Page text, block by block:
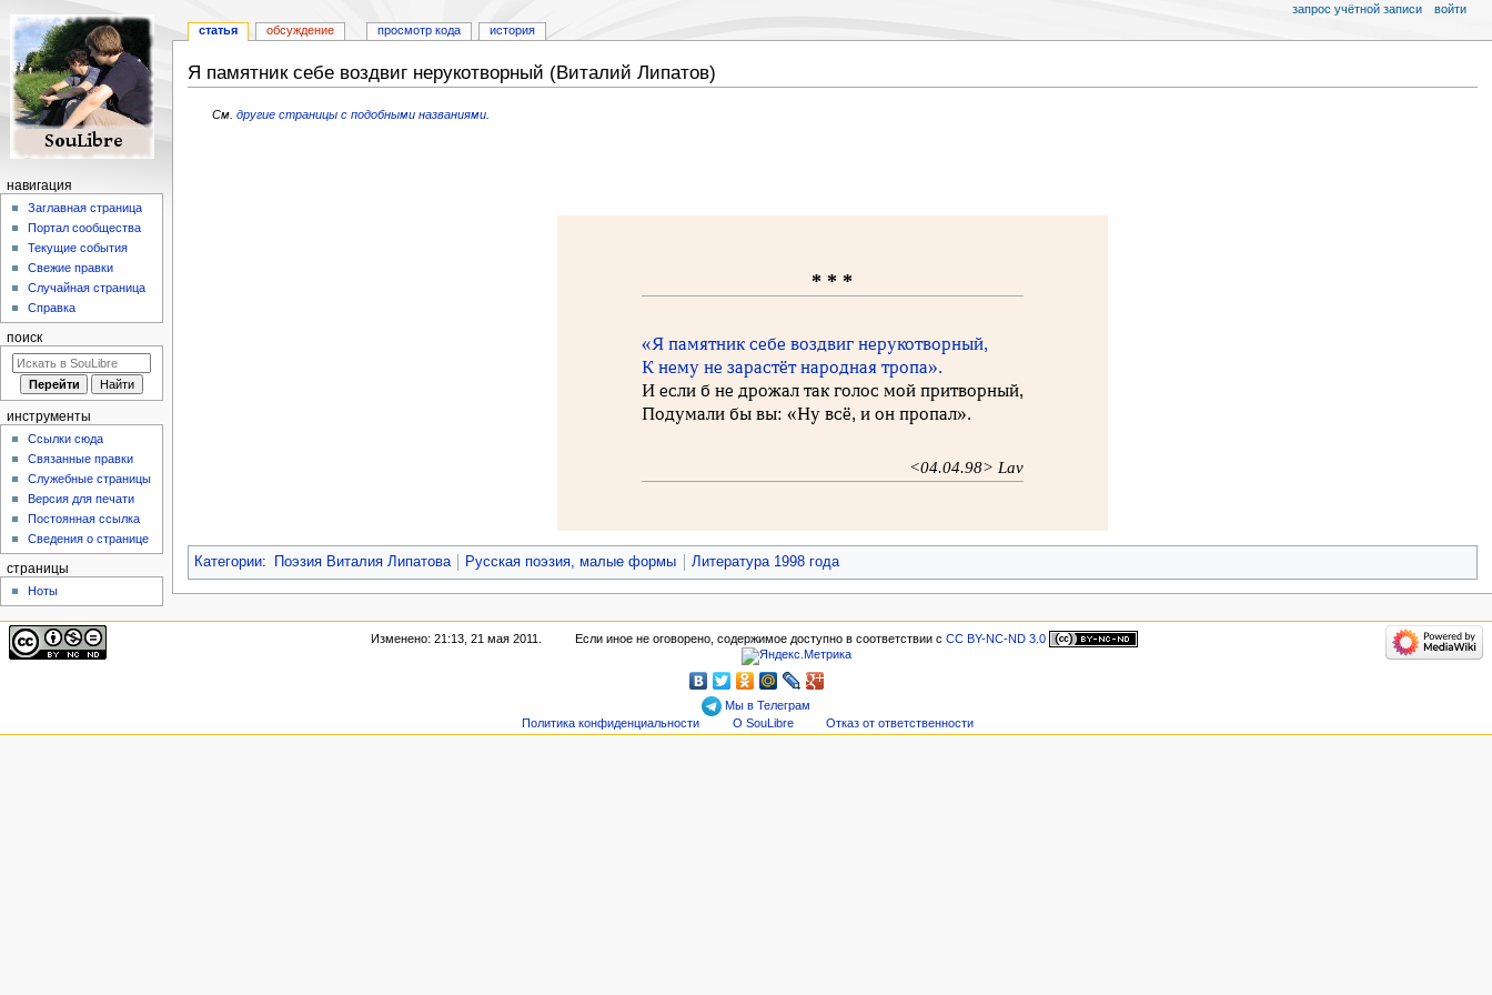
Я памятник себе воздвиг нерукотворный (Виталий Липатов)
Перейти
Перейти
См.другие страницы с подобными названиями
* * *
«Я памятник себе воздвиг нерукотворный,
К нему не зарастёт народная тропа».
И если б не дрожал так голос мой притворный,
Подумали бы вы: «Ну всё, и он пропал».
<04.04.98> Lav
Категории: Поэзия Виталия Липатова Русская поэзия, малые формы Литература 1998 года
статья обсуждение просмотр кода история
запрос учётной записи войти
навигация
Заглавная страница
Портал сообщества
Текущие события
Свежие правки
Случайная страница
Справка
поиск
инструменты
Ссылки сюда
Связанные правки
Служебные страницы
Версия для печати
Постоянная ссылка
Сведения о странице
страницы
Ноты
Изменено: 21:13, 21 мая 2011. Если иное не оговорено, содержимое доступно в соответствии с CC BY-NC-ND 3.0
Мы в Телеграм
Политика конфиденциальности
О SouLibre Отказ от ответственности